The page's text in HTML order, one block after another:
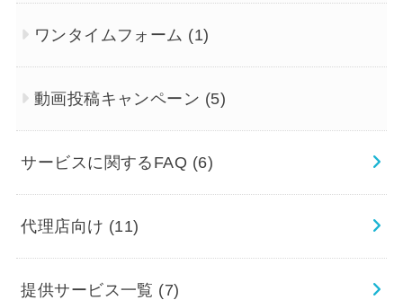
ワンタイムフォーム (1)
動画投稿キャンペーン (5)
サービスに関するFAQ (6)
代理店向け (11)
提供サービス一覧 (7)